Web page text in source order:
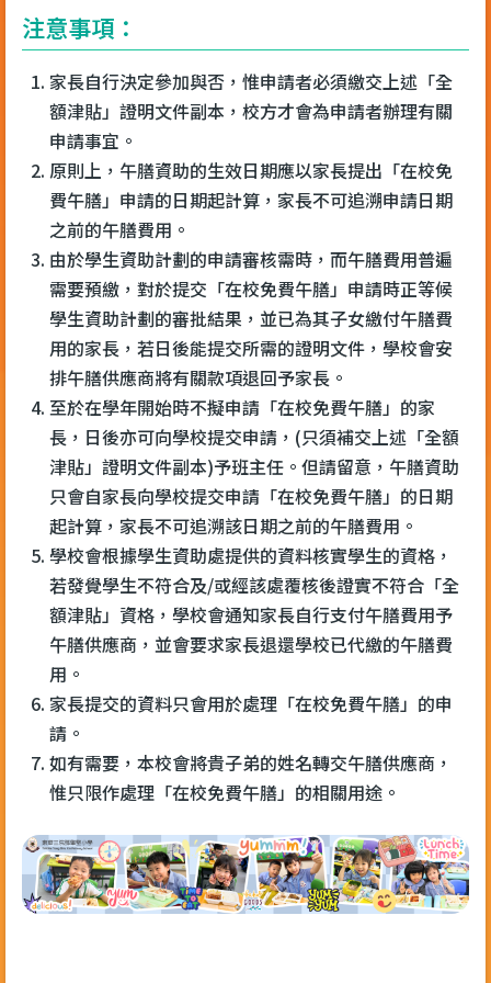
注意事項：
家長自行決定參加與否，惟申請者必須繳交上述「全
額津貼」證明文件副本，校方才會為申請者辦理有關
申請事宜。
原則上，午膳資助的生效日期應以家長提出「在校免
費午膳」申請的日期起計算，家長不可追溯申請日期
之前的午膳費用。
由於學生資助計劃的申請審核需時，而午膳費用普遍
需要預繳，對於提交「在校免費午膳」申請時正等候
學生資助計劃的審批結果，並已為其子女繳付午膳費
用的家長，若日後能提交所需的證明文件，學校會安
排午膳供應商將有關款項退回予家長。
至於在學年開始時不擬申請「在校免費午膳」的家
長，日後亦可向學校提交申請，(只須補交上述「全額
津貼」證明文件副本)予班主任。但請留意，午膳資助
只會自家長向學校提交申請「在校免費午膳」的日期
起計算，家長不可追溯該日期之前的午膳費用。
學校會根據學生資助處提供的資料核實學生的資格，
若發覺學生不符合及/或經該處覆核後證實不符合「全
額津貼」資格，學校會通知家長自行支付午膳費用予
午膳供應商，並會要求家長退還學校已代繳的午膳費
用。
家長提交的資料只會用於處理「在校免費午膳」的申
請。
如有需要，本校會將貴子弟的姓名轉交午膳供應商，
惟只限作處理「在校免費午膳」的相關用途。